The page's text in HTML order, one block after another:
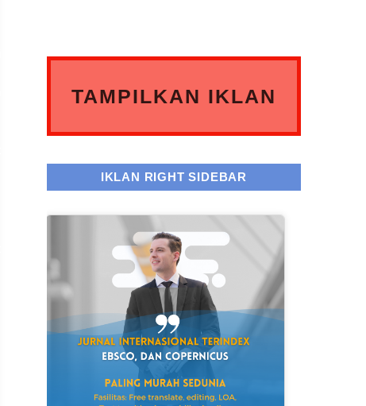
TAMPILKAN IKLAN
IKLAN RIGHT SIDEBAR